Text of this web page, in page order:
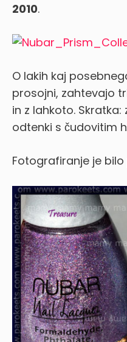
2010.
O lakih kaj
prosojni, zahtevajo
in z lahkoto.
odtenki s čudovitim
Fotografiranje je bilo